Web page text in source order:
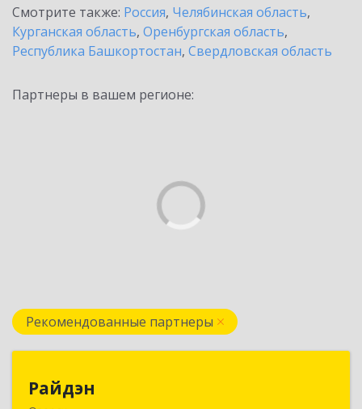
Смотрите также: Россия, Челябинская область,
Курганская область, Оренбургская область,
Республика Башкортостан, Свердловская область
Партнеры в вашем регионе:
Рекомендованные партнеры
Райдэн